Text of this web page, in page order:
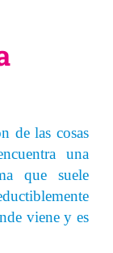
de las cosas
una
que suele
viene y es